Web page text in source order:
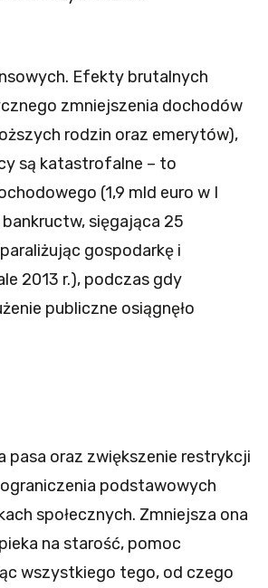
Efekty brutalnych
zmniejszenia dochodów
rodzin oraz emerytów),
są katastrofalne – to
(1,9 mld euro w I
sięgająca 25
gospodarkę i
2013 r.), podczas gdy
publiczne osiągnęło
pasa oraz zwiększenie restrykcji
podstawowych
społecznych. Zmniejsza ona
na starość, pomoc
wszystkiego tego, od czego